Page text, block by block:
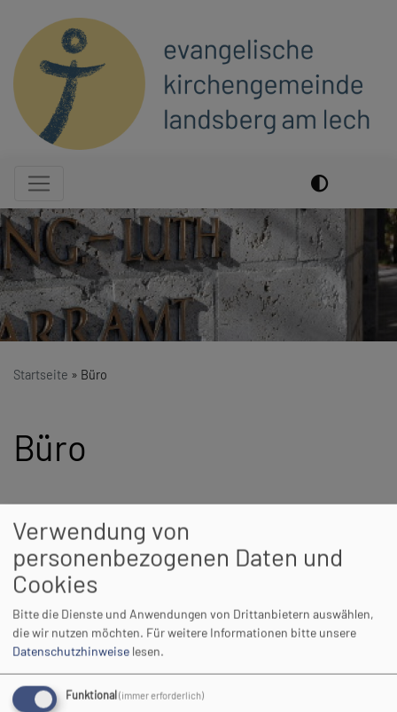
Inhalt
Hauptnavigation
Startseite Büro
Büro
Für Sie im Büro:
Frau Sandra von Bressensdorf, Sekretärin
Frau Margot Buchegger, Sekretärin
Öffnungszeiten:
Mo 9-11 Uhr
Di geschlossen
Mi 13-15 Uhr
Do 9-11 Uhr
Verwendung von
personenbezogenen Daten und
Cookies
Bitte die Dienste und Anwendungen von Drittanbietern auswählen,
die wir nutzen möchten. Für weitere Informationen bitte unsere
Datenschutzhinweise lesen.
Funktional(immer erforderlich)